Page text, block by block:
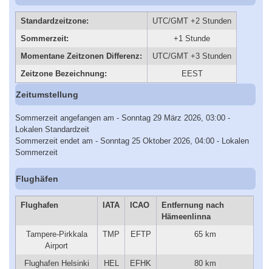
Standardzeitzone:
UTC/GMT +2 Stunden
Sommerzeit:
+1 Stunde
Momentane Zeitzonen Differenz:
UTC/GMT +3 Stunden
Zeitzone Bezeichnung:
EEST
Zeitumstellung
Sommerzeit angefangen am - Sonntag 29 März 2026, 03:00 -
Lokalen Standardzeit
Sommerzeit endet am - Sonntag 25 Oktober 2026, 04:00 - Lokalen
Sommerzeit
Flughäfen
Flughafen IATA ICAO
Entfernung nach
Hämeenlinna
Tampere-Pirkkala
Airport
TMP EFTP 65 km
Flughafen Helsinki HEL EFHK 80 km